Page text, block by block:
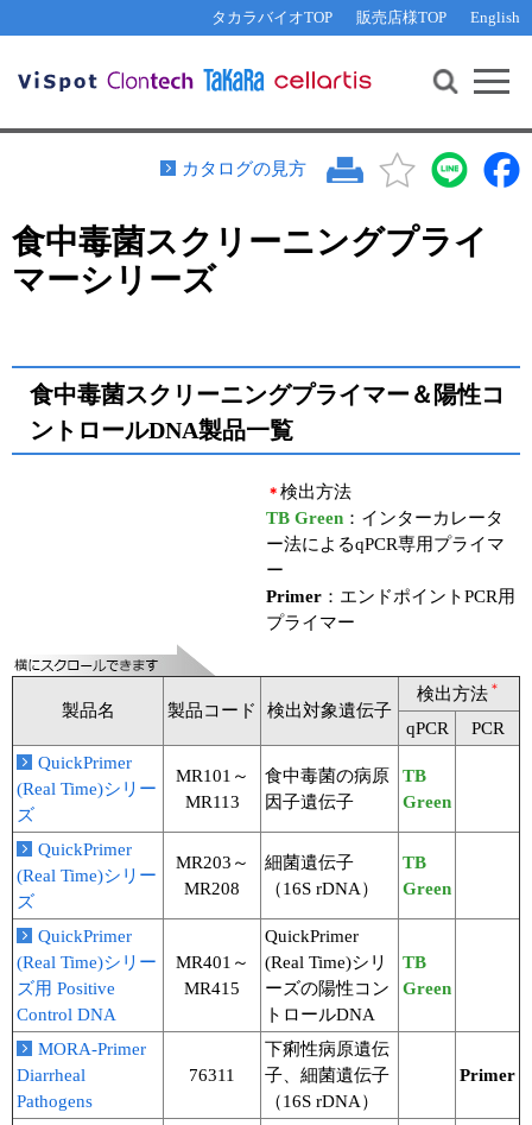
タカラバイオTOP 販売店様TOP English
機能解析・サイレンシング
PCR・等温増幅
リアルタイムPCR（qPCR）
サンプル請求
テクニカルサポートライン
その他 ライセンスに関するご相談
遺伝子組換え生物該当製品
研究支援ツール
Cut-Site Navigator 制限酵素切断サイトの検索
In-Fusion Cloning プライマー設計
抗体検索サイト
リアルタイムPCR （インターカレーター法）
プライマー・プローブ検索・注文
機器ソフトウェア・ベクター配列ダウンロード
遺伝子検査ガイド（食品・水質・家畜他）
クローニング実験ガイド
細胞選択ガイド
エピジェネティクス実験ガイド
RNAi実験ガイド
アプリケーションノート
プロトコール集
ユーザーズボイス集
お問い合わせ WEB会員登録
カタログの見方
食中毒菌スクリーニングプライ
マーシリーズ
食中毒菌スクリーニングプライマー＆陽性コ
ントロールDNA製品一覧
＊ 検出方法
TB Green ：インターカレータ
ー法によるqPCR専用プライマ
ー
Primer ：エンドポイントPCR用
プライマー
製品名 製品コード 検出対象遺伝子
検出方法 ＊
qPCR
PCR
QuickPrimer
(Real Time)シリー
ズ
MR101～
MR113
食中毒菌の病原
因子遺伝子
TB
Green
QuickPrimer
(Real Time)シリー
ズ
MR203～
MR208
細菌遺伝子
（16S rDNA）
TB
Green
QuickPrimer
(Real Time)シリー
ズ用 Positive
Control DNA
MR401～
MR415
QuickPrimer
(Real Time)シリ
ーズの陽性コン
トロールDNA
TB
Green
MORA-Primer
Diarrheal
Pathogens
76311
下痢性病原遺伝
子、細菌遺伝子
（16S rDNA）
Primer